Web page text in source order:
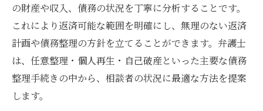
自己破産と個人再生どっちが合うか弁護士
が解説
弁護士目線で見る債務整理の判断基準
弁護士が伝える債務整理の判断基準とは
の財産や収入、債務の状況を丁寧に分析することです。
これにより返済可能な範囲を明確にし、無理のない返済
計画や債務整理の方針を立てることができます。弁護士
は、任意整理・個人再生・自己破産といった主要な債務
整理手続きの中から、相談者の状況に最適な方法を提案
します。